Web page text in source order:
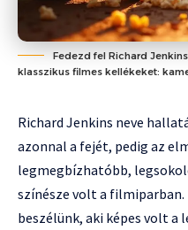
Fedezd fel Richard
klasszikus filmes kellékeket:
Richard Jenkins neve
azonnal a fejét, pedig az
legmegbízhatóbb,
színésze volt a filmiparban.
beszélünk, aki képes volt